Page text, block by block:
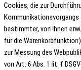
Cookies, die zur
bestimmter, von Ihnen
für die
zur Messung des
von Art. 6 Abs. 1 lit. f